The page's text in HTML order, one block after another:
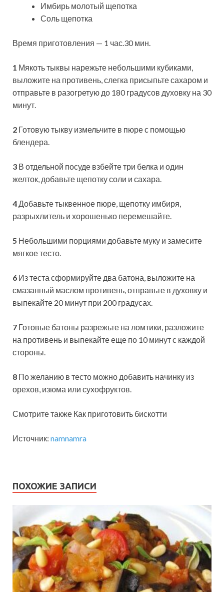
Имбирь молотый щепотка
Соль щепотка
Время приготовления — 1 час.30 мин.
1 Мякоть тыквы нарежьте небольшими кубиками,
выложите на противень, слегка присыпьте сахаром и
отправьте в разогретую до 180 градусов духовку на 30
минут.
2 Готовую тыкву измельчите в пюре с помощью
блендера.
3 В отдельной посуде взбейте три белка и один
желток, добавьте щепотку соли и сахара.
4Добавьте тыквенное пюре, щепотку имбиря,
разрыхлитель и хорошенько перемешайте.
5 Небольшими порциями добавьте муку и замесите
мягкое тесто.
6 Из теста сформируйте два батона, выложите на
смазанный маслом противень, отправьте в духовку и
выпекайте 20 минут при 200 градусах.
7 Готовые батоны разрежьте на ломтики, разложите
на противень и выпекайте еще по 10 минут с каждой
стороны.
8 По желанию в тесто можно добавить начинку из
орехов, изюма или сухофруктов.
Смотрите также Как приготовить бискотти
Источник: namnamra
ПОХОЖИЕ ЗАПИСИ